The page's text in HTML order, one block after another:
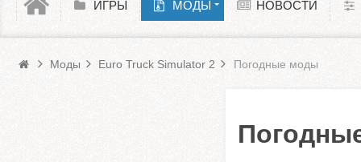
Моды Euro Truck Simulator 2
ИГРЫ МОДЫ
Barotrauma НОВОСТИ
Моды Euro Truck Simulator 2 Погодные моды